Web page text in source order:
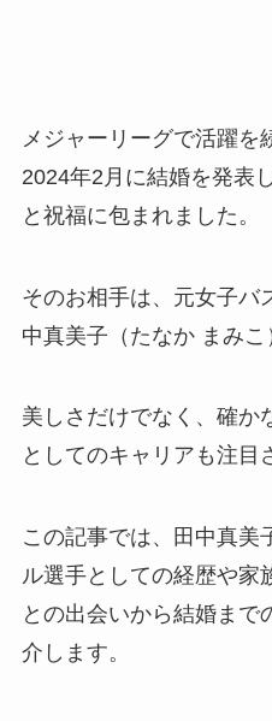
メジャーリーグで活躍を
2024年2月に結婚を発表
と祝福に包まれました。
そのお相手は、元女子バ
中真美子（たなか まみこ
美しさだけでなく、確か
としてのキャリアも注目
この記事では、田中真美
ル選手としての経歴や家
との出会いから結婚まで
介します。